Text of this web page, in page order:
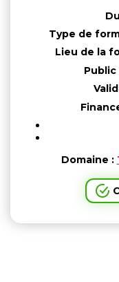
Type de
Lieu de la
Public
Domaine :